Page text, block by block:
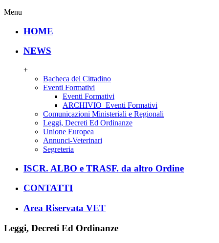
Menu
HOME
NEWS
+
Bacheca del Cittadino
Eventi Formativi
Eventi Formativi
ARCHIVIO_Eventi Formativi
Comunicazioni Ministeriali e Regionali
Leggi, Decreti Ed Ordinanze
Unione Europea
Annunci-Veterinari
Segreteria
ISCR. ALBO e TRASF. da altro Ordine
CONTATTI
Area Riservata VET
Leggi, Decreti Ed Ordinanze